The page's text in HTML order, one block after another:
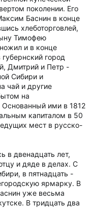
поколении. Его
Баснин в конце
хлеботорговлей,
Тимофею
и в конце
город
Дмитрий и Петр -
Сибири и
чай и другие
на
ими в 1812
капиталом в 50
мест в русско-
в двенадцать лет,
и дяде в делах. С
в пятнадцать -
ярмарку. В
уже весьма
В тридцать два